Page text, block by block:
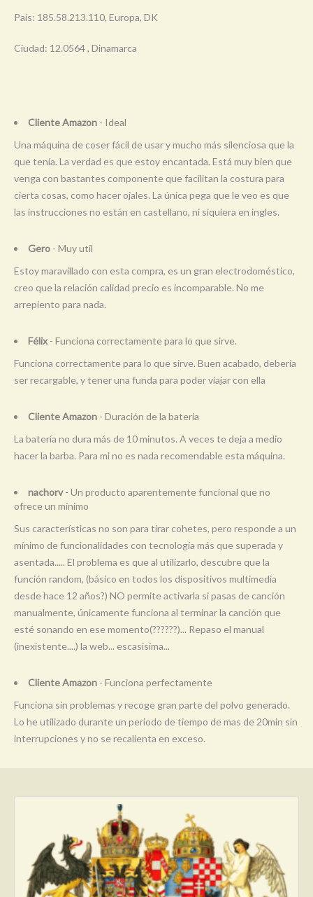
País: 185.58.213.110, Europa, DK
Ciudad: 12.0564 , Dinamarca
Cliente Amazon - Ideal
Una máquina de coser fácil de usar y mucho más silenciosa que la
que tenía. La verdad es que estoy encantada. Está muy bien que
venga con bastantes componente que facilitan la costura para
cierta cosas, como hacer ojales. La única pega que le veo es que
las instrucciones no están en castellano, ni siquiera en ingles.
Gero - Muy util
Estoy maravillado con esta compra, es un gran electrodoméstico,
creo que la relación calidad precio es incomparable. No me
arrepiento para nada.
Félix- Funciona correctamente para lo que sirve.
Funciona correctamente para lo que sirve. Buen acabado, debería
ser recargable, y tener una funda para poder viajar con ella
Cliente Amazon - Duración de la bateria
La batería no dura más de 10 minutos. A veces te deja a medio
hacer la barba. Para mi no es nada recomendable esta máquina.
nachorv- Un producto aparentemente funcional que no
ofrece un mínimo
Sus características no son para tirar cohetes, pero responde a un
mínimo de funcionalidades con tecnología más que superada y
asentada..... El problema es que al utilizarlo, descubre que la
función random, (básico en todos los dispositivos multimedia
desde hace 12 años?) NO permite activarla si pasas de canción
manualmente, únicamente funciona al terminar la canción que
esté sonando en ese momento(??????)... Repaso el manual
(inexistente....) la web... escasisíma...
Cliente Amazon - Funciona perfectamente
Funciona sin problemas y recoge gran parte del polvo generado.
Lo he utilizado durante un periodo de tiempo de mas de 20min sin
interrupciones y no se recalienta en exceso.